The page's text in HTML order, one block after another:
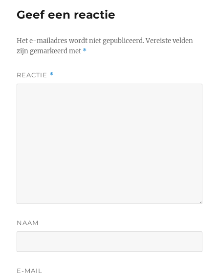
Geef een reactie
Het e-mailadres wordt niet gepubliceerd. Vereiste velden
zijn gemarkeerd met *
REACTIE *
NAAM
E-MAIL